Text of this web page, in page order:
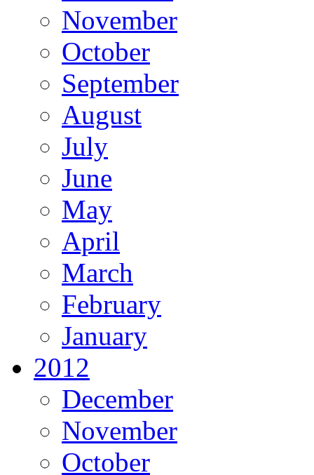
November
October
September
August
July
June
May
April
March
February
January
2012
December
November
October